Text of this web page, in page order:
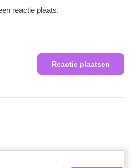
reactie plaats.